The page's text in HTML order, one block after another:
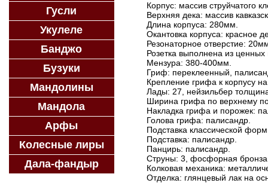
Корпус: массив струйчатого
Верхняя дека: массив
Длина корпуса: 280мм.
Окантовка корпуса: красное
Резонаторное отверстие:
Розетка выполнена из
Мензура: 380-400мм.
Гриф: переклеенный,
Крепление грифа к корпусу
Лады: 27, нейзильбер
Ширина грифа по верхнему
Накладка грифа и порожек:
Голова грифа: палисандр.
Подставка классической
Подставка: палисандр.
Панцирь: палисандр.
Струны: 3, фосфорная
Колковая механика:
Отделка: глянцевый лак на
Гусли
Укулеле
Банджо
Бузуки
Мандолины
Мандола
Арфы
Колесные лиры
Дала-фандыр